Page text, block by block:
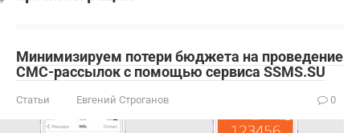
Минимизируем потери бюджета на проведение
СМС-рассылок с помощью сервиса SSMS.SU
Статьи Евгений Строганов 0